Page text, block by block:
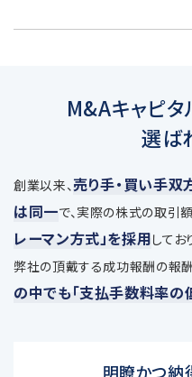
M&Aキャピ
選ば
創業以来、売り手・買い手
は同一で、実際の株式の取引
レーマン方式」を採用してお
弊社の頂戴する成功報酬の報酬
の中でも「支払手数料率の
明瞭かつ納